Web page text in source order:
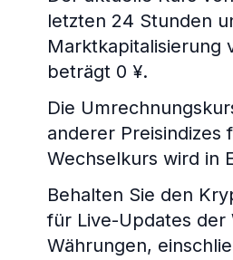
letzten 24 Stunden
Marktkapitalisierung
beträgt 0 ¥.
Die
anderer Preisindizes
Wechselkurs wird in
Behalten Sie den
für Live-Updates der
Währungen,